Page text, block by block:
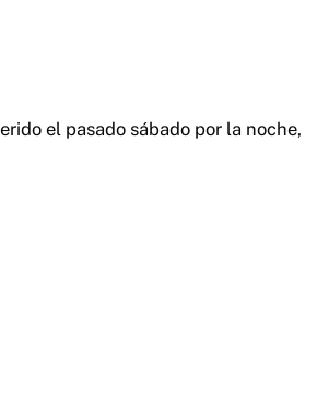
el pasado sábado por la noche,